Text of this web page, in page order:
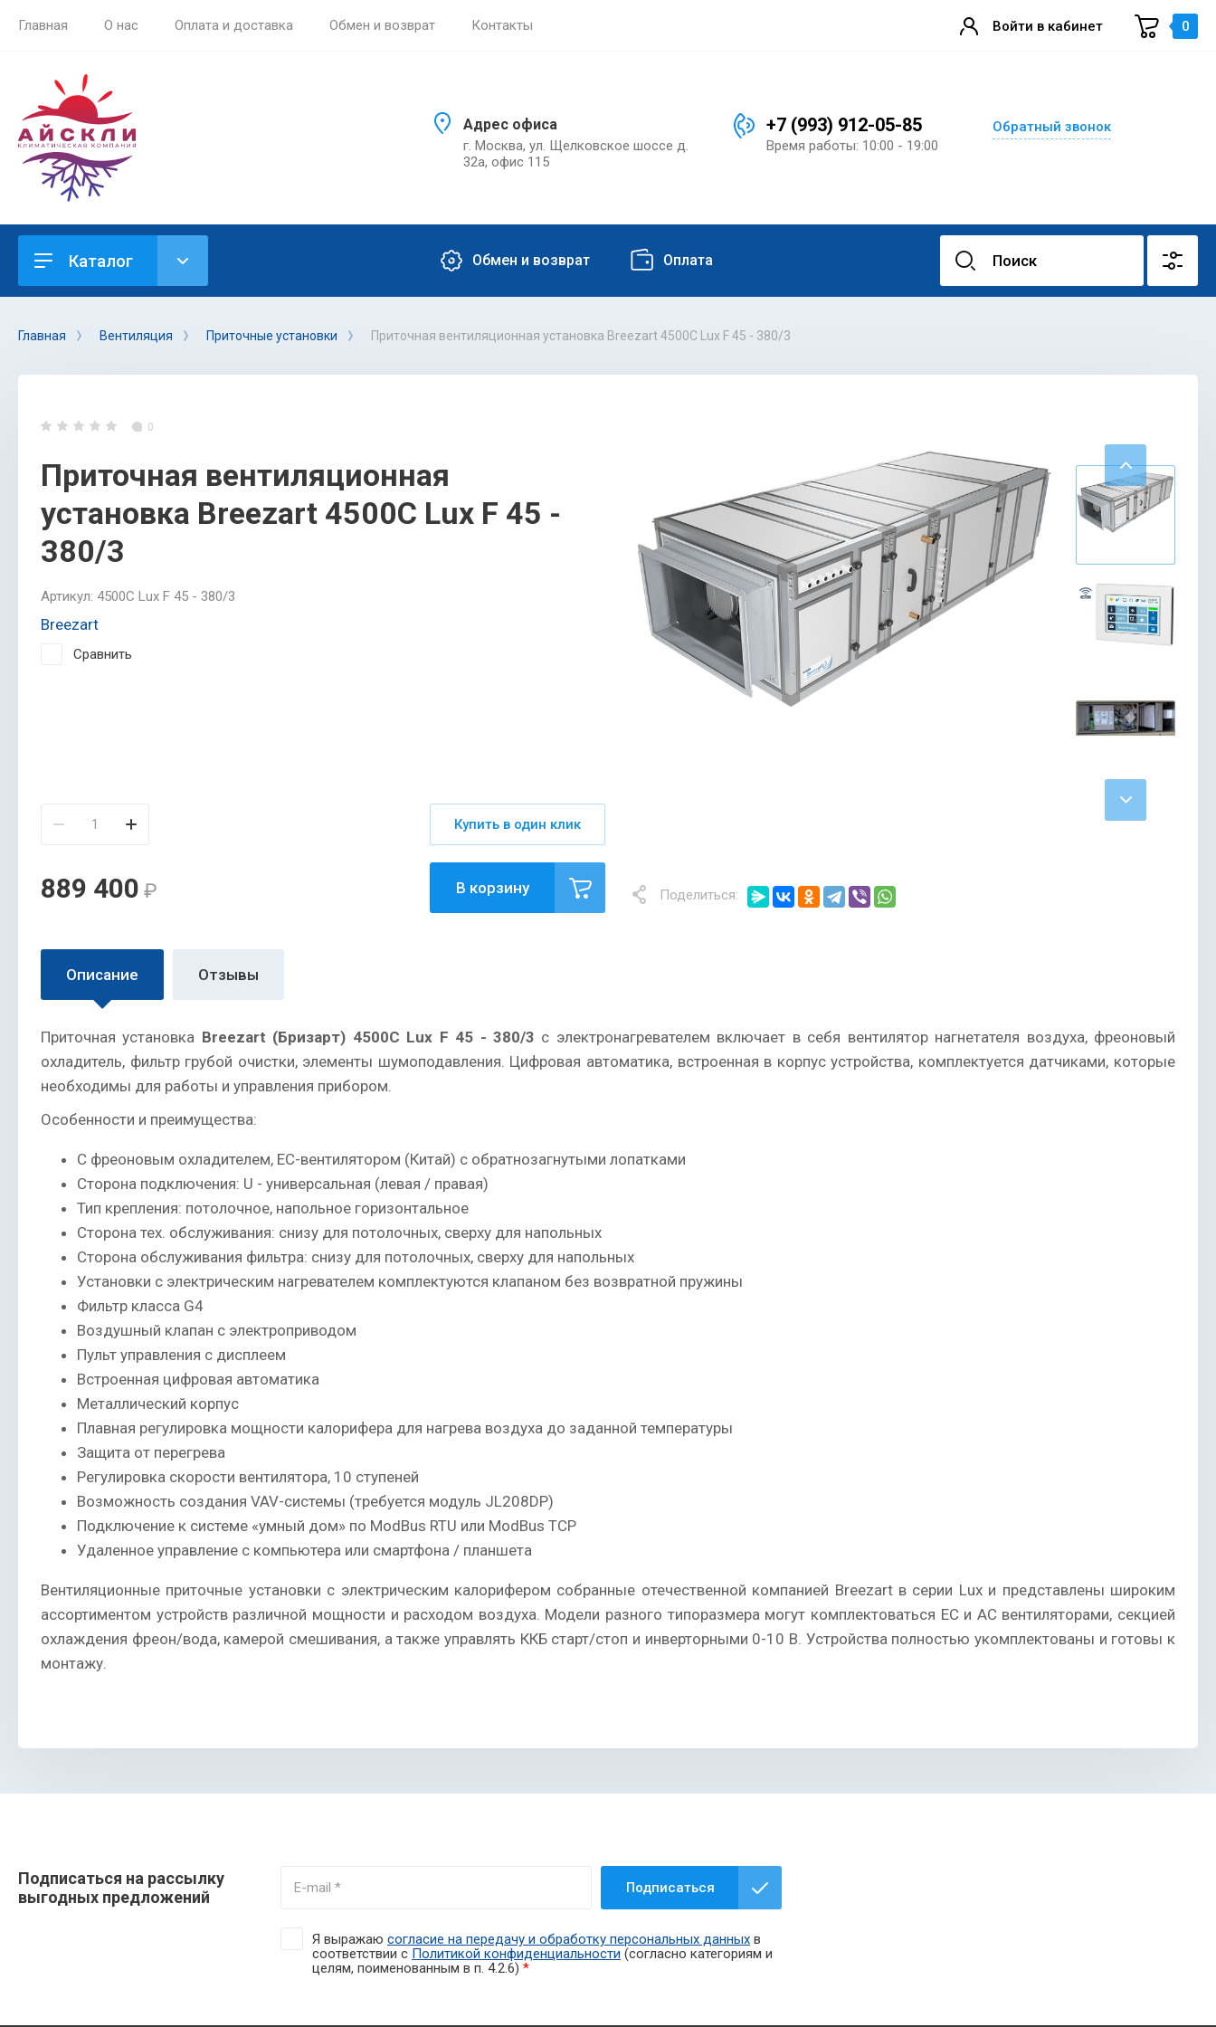
Главная О нас Оплата и доставка Обмен и возврат Контакты Войти в кабинет 0
Адрес офиса
г. Москва, ул. Щелковское шоссе д.
32а, офис 115
+7 (993) 912-05-85
Время работы: 10:00 - 19:00
Обратный звонок
Каталог Обмен и возврат Оплата
Главная Вентиляция Приточные установки Приточная вентиляционная установка Breezart 4500C Lux F 45 - 380/3
Поделиться:
0
Приточная вентиляционная
установка Breezart 4500C Lux F 45 -
380/3
Артикул: 4500C Lux F 45 - 380/3
Breezart
Сравнить
889 400 ₽ В корзину
Купить в один клик
Описание Отзывы
Приточная установка Breezart (Бризарт) 4500C Lux F 45 - 380/3 с электронагревателем включает в себя вентилятор нагнетателя воздуха, фреоновый
охладитель, фильтр грубой очистки, элементы шумоподавления. Цифровая автоматика, встроенная в корпус устройства, комплектуется датчиками, которые
необходимы для работы и управления прибором.
Особенности и преимущества:
С фреоновым охладителем, ЕС-вентилятором (Китай) с обратнозагнутыми лопатками
Сторона подключения: U - универсальная (левая / правая)
Тип крепления: потолочное, напольное горизонтальное
Сторона тех. обслуживания: снизу для потолочных, сверху для напольных
Сторона обслуживания фильтра: снизу для потолочных, сверху для напольных
Установки с электрическим нагревателем комплектуются клапаном без возвратной пружины
Фильтр класса G4
Воздушный клапан с электроприводом
Пульт управления с дисплеем
Встроенная цифровая автоматика
Металлический корпус
Плавная регулировка мощности калорифера для нагрева воздуха до заданной температуры
Защита от перегрева
Регулировка скорости вентилятора, 10 ступеней
Возможность создания VAV-системы (требуется модуль JL208DP)
Подключение к системе «умный дом» по ModBus RTU или ModBus TCP
Удаленное управление с компьютера или смартфона / планшета
Вентиляционные приточные установки с электрическим калорифером собранные отечественной компанией Breezart в серии Lux и представлены широким
ассортиментом устройств различной мощности и расходом воздуха. Модели разного типоразмера могут комплектоваться ЕС и АС вентиляторами, секцией
охлаждения фреон/вода, камерой смешивания, а также управлять ККБ старт/стоп и инверторными 0-10 В. Устройства полностью укомплектованы и готовы к
монтажу.
Подписаться на рассылку
выгодных предложений
Я выражаю согласие на передачу и обработку персональных данных в
соответствии с Политикой конфиденциальности (согласно категориям и
целям, поименованным в п. 4.2.6) *
Подписаться